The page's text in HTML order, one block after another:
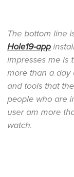
The bottom line
Hole19-app
impresses me is
more than a day
and tools that
people who are
user am more
watch.